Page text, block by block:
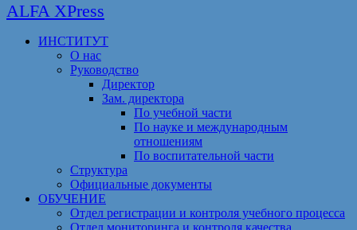
ALFA XPress
ИНСТИТУТ
О нас
Руководство
Директор
Зам. директора
По учебной части
По науке и международным
отношениям
По воспитательной части
Структура
Официальные документы
ОБУЧЕНИЕ
Отдел регистрации и контроля учебного процесса
Отдел мониторинга и контроля качества